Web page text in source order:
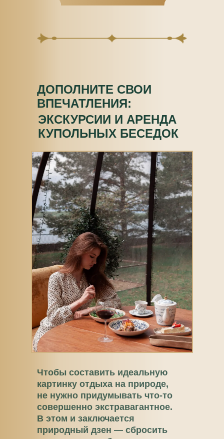
ДОПОЛНИТЕ СВОИ
ВПЕЧАТЛЕНИЯ:
Чтобы составить идеальную
картинку отдыха на природе,
не нужно придумывать что-то
совершенно экстравагантное.
В этом и заключается
природный дзен — сбросить
ЭКСКУРСИИ И АРЕНДА
КУПОЛЬНЫХ БЕСЕДОК